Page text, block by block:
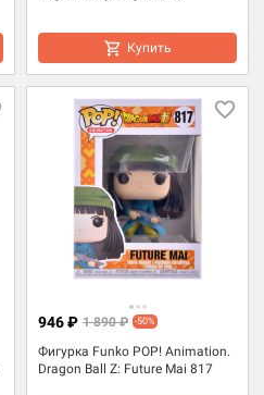
Купить
Фигурка Funko POP! Animation.
Dragon Ball Z: Future Mai 817
946 ₽ 1 890 ₽ -50%